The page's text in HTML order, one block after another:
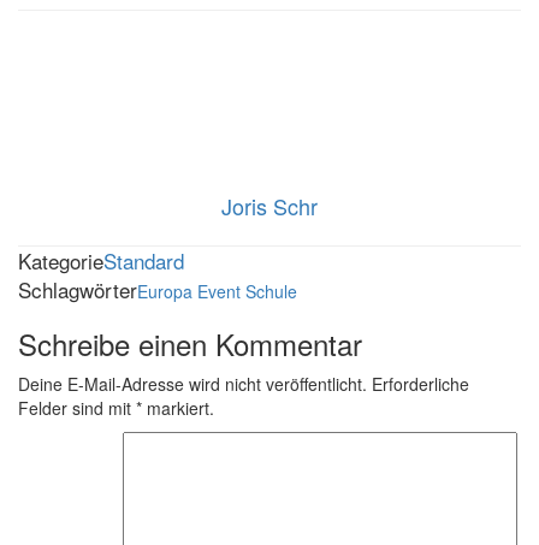
Joris Schr
KategorieStandard
SchlagwörterEuropa Event Schule
Schreibe einen Kommentar
Deine E-Mail-Adresse wird nicht veröffentlicht. Erforderliche
Felder sind mit * markiert.